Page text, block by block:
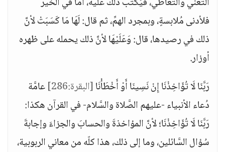
فلأدنى مُلابسةٍ، وبمجرد الهمِّ، ثم قال: لَهَا مَا كَسَبَتْ لأنَّ
ذلك في رصيدها، قال: وَعَلَيْهَا لأنَّ ذلك يحمله على ظهره
أوزار.
رَبَّنَا لَا تُؤَاخِذْنَا إِنْ نَسِينَا أَوْ أَخْطَأْنَا[البقرة:286]
عامَّة
دُعاء الأنبياء -عليهم الصَّلاة والسَّلام- في القرآن هكذا:
رَبَّنَا لَا تُؤَاخِذْنَا؛ لأنَّ المؤاخذةَ والحسابَ والجزاءَ وإجابةَ
سُؤال السَّائلين، وما إلى ذلك، هذا كلّه من معاني الربوبية،